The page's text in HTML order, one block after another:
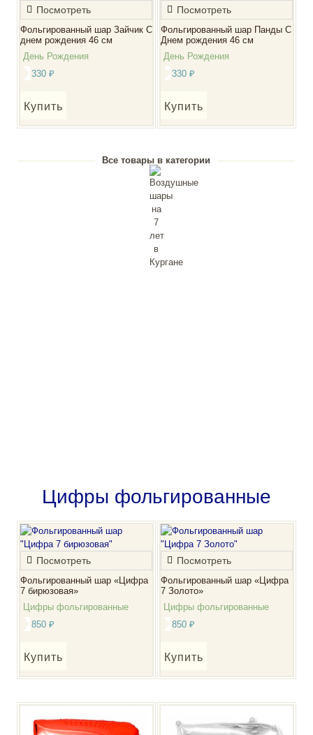
Посмотреть
Фольгированный шар Зайчик С
днем рождения 46 см
День Рождения
330 ₽
Купить
Посмотреть
Фольгированный шар Панды С
Днем рождения 46 см
День Рождения
330 ₽
Купить
Все товары в категории
Цифры фольгированные
Посмотреть
Фольгированный шар «Цифра
7 бирюзовая»
Цифры фольгированные
850 ₽
Купить
Посмотреть
Фольгированный шар «Цифра
7 Золото»
Цифры фольгированные
850 ₽
Купить